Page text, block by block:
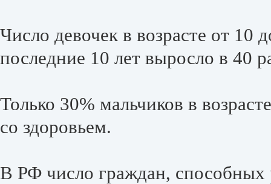
Число девочек в возрасте от 10
последние 10 лет выросло в 40
Только 30% мальчиков в
со здоровьем.
В РФ число граждан, способных